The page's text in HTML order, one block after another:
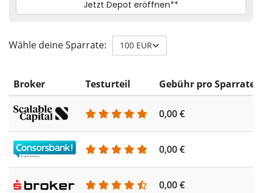
Wähle deine Sparrate: 100 EUR
Broker Testurteil Gebühr pro Sparrate
0,00 €
0,00 €
0,00 €